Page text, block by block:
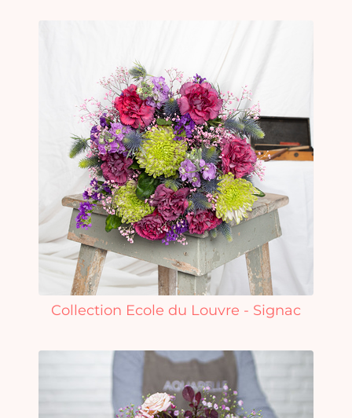
Collection Ecole du Louvre - Signac